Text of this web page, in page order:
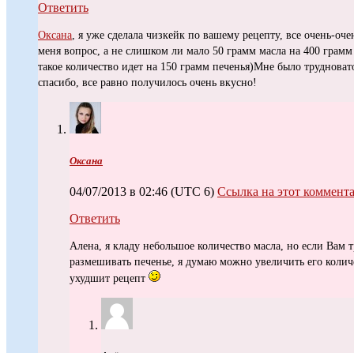
Ответить
Оксана, я уже сделала чизкейк по вашему рецепту, все очень-
меня вопрос, а не слишком ли мало 50 грамм масла на 400 грамм
такое количество идет на 150 грамм печенья)Мне было
спасибо, все равно получилось очень вкусно!
Оксана
04/07/2013 в 02:46 (UTC 6) Ссылка на этот
Ответить
Алена, я кладу небольшое количество масла, но если Вам
размешивать печенье, я думаю можно увеличить его
ухудшит рецепт